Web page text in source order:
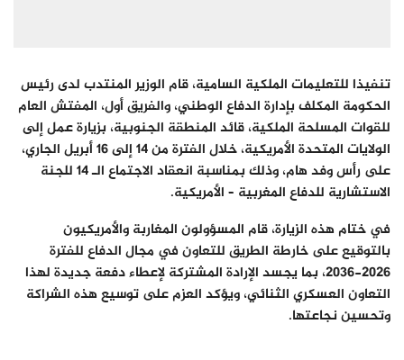
تنفيذا للتعليمات الملكية السامية، قام الوزير المنتدب لدى رئيس
الحكومة المكلف بإدارة الدفاع الوطني، والفريق أول، المفتش العام
للقوات المسلحة الملكية، قائد المنطقة الجنوبية، بزيارة عمل إلى
الولايات المتحدة الأمريكية، خلال الفترة من 14 إلى 16 أبريل الجاري،
على رأس وفد هام، وذلك بمناسبة انعقاد الاجتماع الـ 14 للجنة
الاستشارية للدفاع المغربية – الأمريكية.
في ختام هذه الزيارة، قام المسؤولون المغاربة والأمريكيون
بالتوقيع على خارطة الطريق للتعاون في مجال الدفاع للفترة
2026-2036، بما يجسد الإرادة المشتركة لإعطاء دفعة جديدة لهذا
التعاون العسكري الثنائي، ويؤكد العزم على توسيع هذه الشراكة
وتحسين نجاعتها.